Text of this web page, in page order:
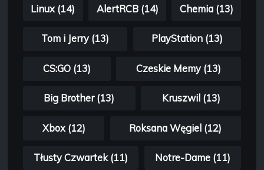
Linux (14) AlertRCB (14) Chemia (13)
Tom i Jerry (13) PlayStation (13)
CS:GO (13) Czeskie Memy (13)
Big Brother (13) Kruszwil (13)
Xbox (12) Roksana Węgiel (12)
Tłusty Czwartek (11) Notre-Dame (11)